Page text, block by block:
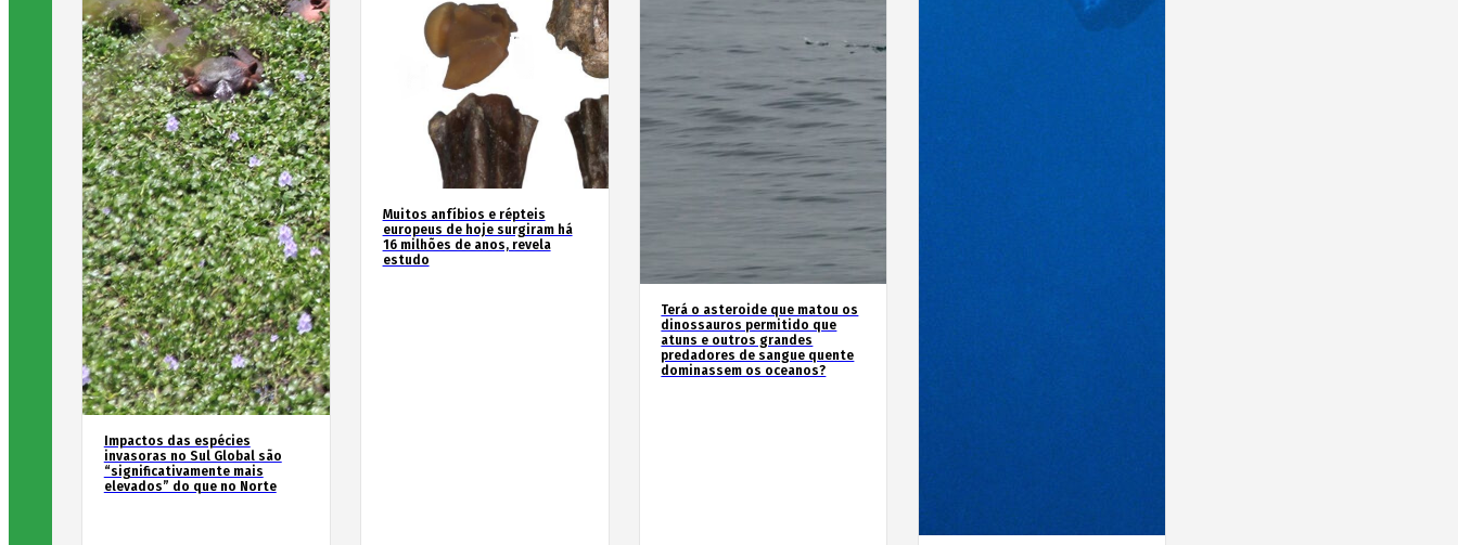
Impactos das espécies
invasoras no Sul Global são
“significativamente mais
elevados” do que no Norte
Muitos anfíbios e répteis
europeus de hoje surgiram há
16 milhões de anos, revela
estudo
Terá o asteroide que matou os
dinossauros permitido que
atuns e outros grandes
predadores de sangue quente
dominassem os oceanos?